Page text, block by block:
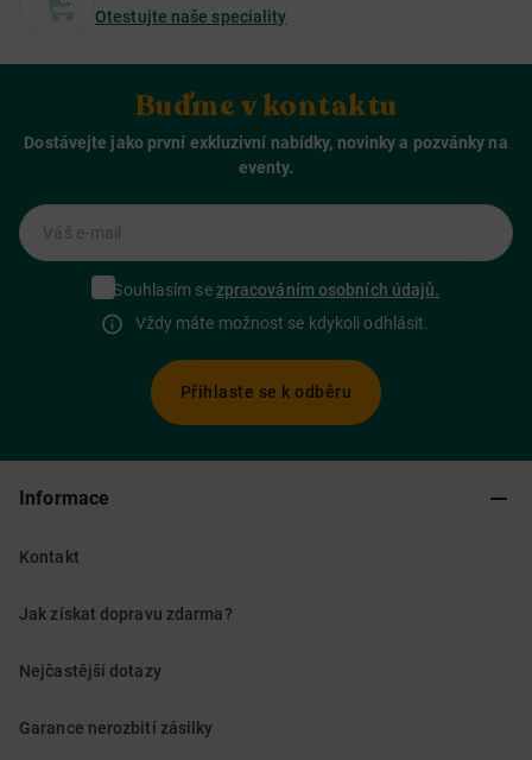
Otestujte naše speciality
Buďme v kontaktu
Dostávejte jako první exkluzivní nabídky, novinky a pozvánky na
eventy.
Váš e-mail
Souhlasím sezpracováním osobních údajů.
Vždy máte možnost se kdykoli odhlásit.
Přihlaste se k odběru
Informace
Kontakt
Jak získat dopravu zdarma?
Nejčastější dotazy
Garance nerozbití zásilky